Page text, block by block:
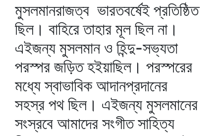
মুসলমানরাজত্ব ভারতবর্ষেই প্রতিষ্ঠিত
ছিল। বাহিরে তাহার মূল ছিল না।
এইজন্য মুসলমান ও হিন্দু-সভ্যতা
পরস্পর জড়িত হইয়াছিল। পরস্পরের
মধ্যে স্বাভাবিক আদানপ্রদানের
সহস্র পথ ছিল। এইজন্য মুসলমানের
সংস্রবে আমাদের সংগীত সাহিত্য